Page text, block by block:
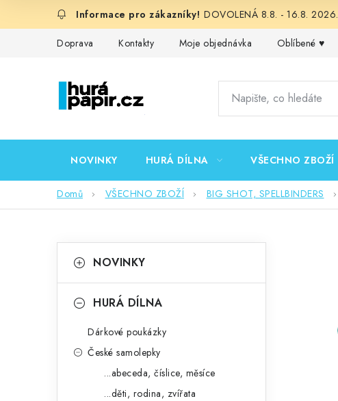
DOVOLENÁ 8.8. - 16.8.
Doprava Kontakty Moje objednávka Oblíbené ♥️
NOVINKY HURÁ DÍLNA VŠECHNO ZBOŽÍ
Domů VŠECHNO ZBOŽÍ BIG SHOT, SPELLBINDERS
okategorie
a
NOVINKY
HURÁ DÍLNA
Dárkové poukázky
České samolepky
...abeceda, číslice, měsíce
...děti, rodina, zvířata